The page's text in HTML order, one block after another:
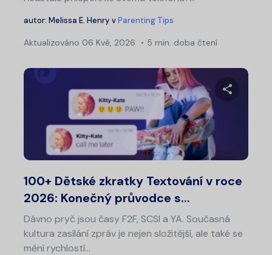
autor: Melissa E. Henry vParenting Tips
Aktualizováno 06 Kvě, 2026 5 min. doba čtení
100+ Dětské zkratky Textování v roce
2026: Konečný průvodce s...
Dávno pryč jsou časy F2F, SCSI a YA. Současná
kultura zasílání zpráv je nejen složitější, ale také se
mění rychlostí...